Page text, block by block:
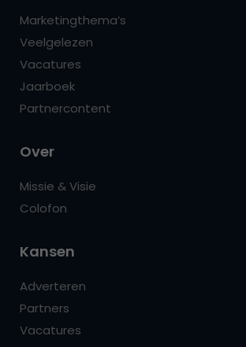
Marketingthema’s
Veelgelezen
Vacatures
Jaarboek
Partnercontent
Over
Missie & Visie
Colofon
Kansen
Adverteren
Partners
Vacatures